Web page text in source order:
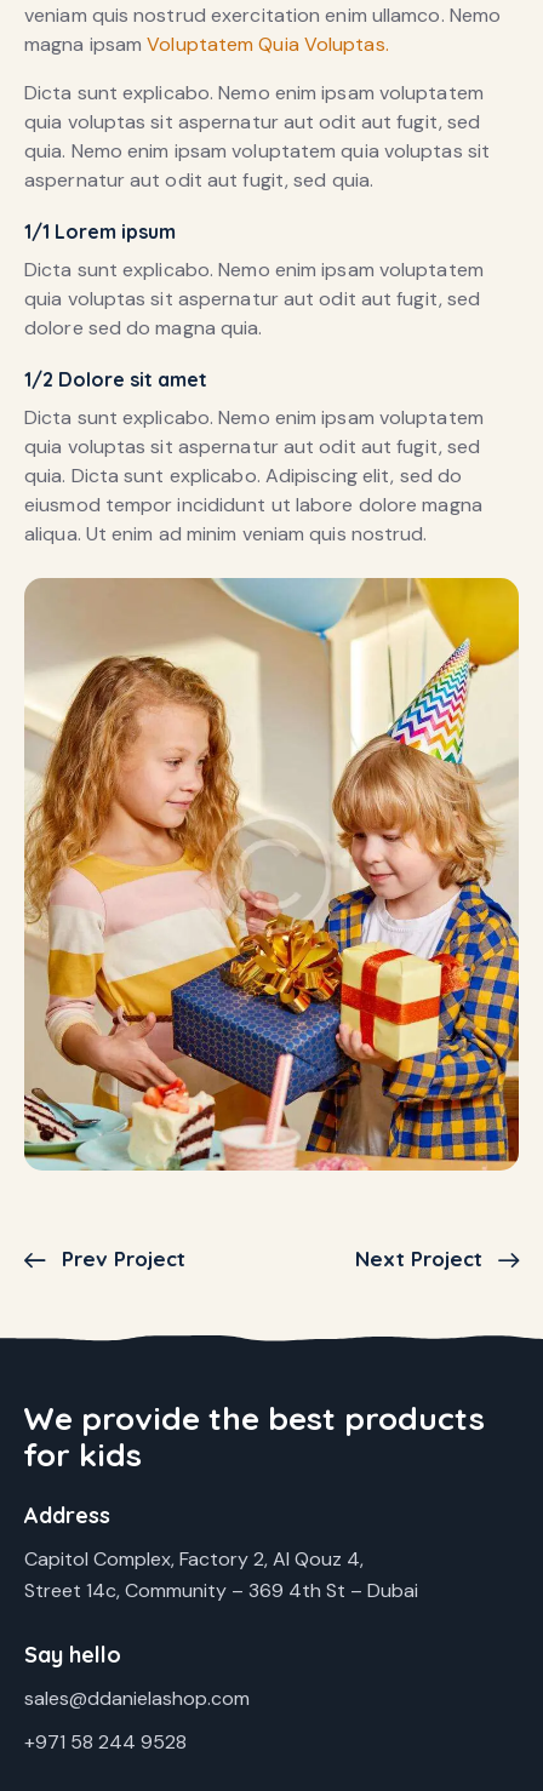
veniam quis nostrud exercitation enim ullamco. Nemo
magna ipsamVoluptatem Quia Voluptas.
Dicta sunt explicabo. Nemo enim ipsam voluptatem
quia voluptas sit aspernatur aut odit aut fugit, sed
quia. Nemo enim ipsam voluptatem quia voluptas sit
aspernatur aut odit aut fugit, sed quia.
1/1 Lorem ipsum
Dicta sunt explicabo. Nemo enim ipsam voluptatem
quia voluptas sit aspernatur aut odit aut fugit, sed
dolore sed do magna quia.
1/2 Dolore sit amet
Dicta sunt explicabo. Nemo enim ipsam voluptatem
quia voluptas sit aspernatur aut odit aut fugit, sed
quia. Dicta sunt explicabo. Adipiscing elit, sed do
eiusmod tempor incididunt ut labore dolore magna
aliqua. Ut enim ad minim veniam quis nostrud.
Prev Project Next Project
We provide the best products
for kids
Address
Capitol Complex, Factory 2, Al Qouz 4,
Street 14c, Community – 369 4th St – Dubai
Say hello
sales@ddanielashop.com
+971 58 244 9528